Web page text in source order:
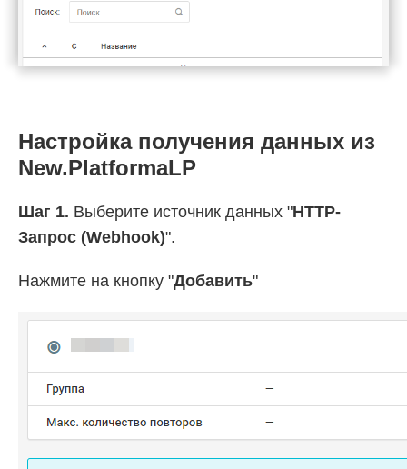
Настройка получения данных из
New.PlatformaLP
Шаг 1. Выберите источник данных "HTTP-
Запрос (Webhook)".
Нажмите на кнопку "Добавить"